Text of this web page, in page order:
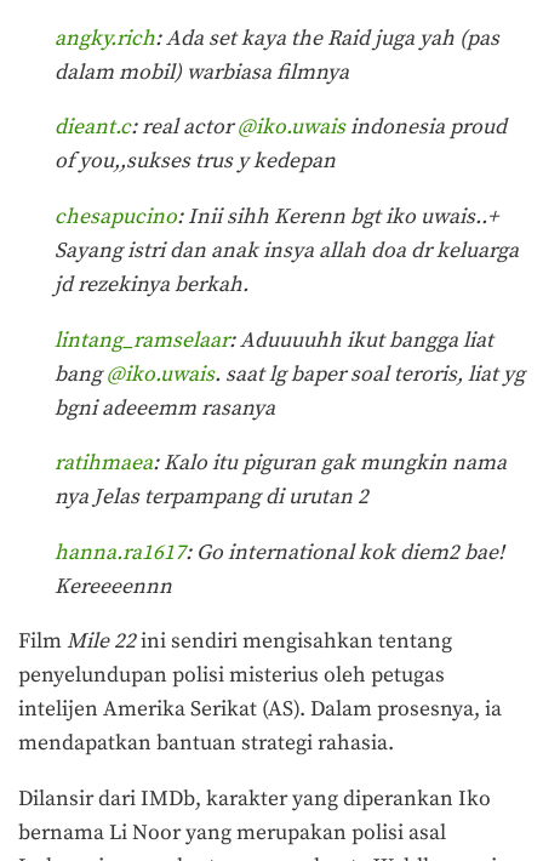
angky.rich: Ada set kaya the Raid juga yah (pas
dalam mobil) warbiasa filmnya
dieant.c: real actor@iko.uwaisindonesia proud
of you,,sukses trus y kedepan
chesapucino: Inii sihh Kerenn bgt iko uwais..+
Sayang istri dan anak insya allah doa dr keluarga
jd rezekinya berkah.
lintang_ramselaar: Aduuuuhh ikut bangga liat
bang@iko.uwais. saat lg baper soal teroris, liat yg
bgni adeeemm rasanya
ratihmaea: Kalo itu piguran gak mungkin nama
nya Jelas terpampang di urutan 2
hanna.ra1617: Go international kok diem2 bae!
Kereeeennn
FilmMile 22ini sendiri mengisahkan tentang
penyelundupan polisi misterius oleh petugas
intelijen Amerika Serikat (AS). Dalam prosesnya, ia
mendapatkan bantuan strategi rahasia.
Dilansir dari IMDb, karakter yang diperankan Iko
bernama Li Noor yang merupakan polisi asal